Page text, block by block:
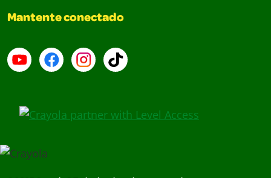
Mantente conectado
YouTube (en inglés)
Facebook (en inglés)
Instagram (en inglés)
TikTok